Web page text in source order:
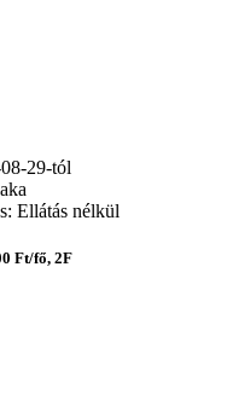
29-tól
Ellátás nélkül
Ft/fő, 2F